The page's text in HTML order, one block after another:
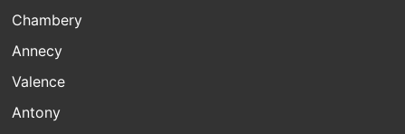
Chambery
Annecy
Valence
Antony